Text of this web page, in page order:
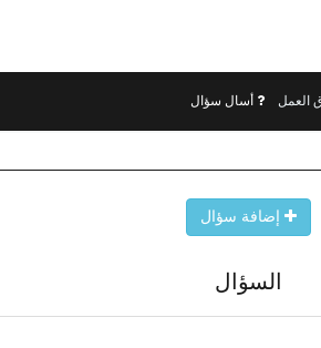
العمل أسال سؤال
إضافة سؤال
السؤال